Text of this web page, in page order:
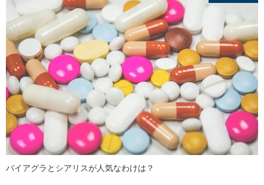
バイアグラとシアリスが人気なわけは？